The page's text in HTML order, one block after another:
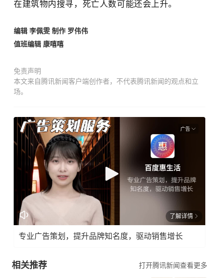
在建筑物内搜寻，死亡人数可能还会上升。
编辑 李佩雯 制作 罗伟伟
值班编辑 康嘻嘻
免责声明
本文来自腾讯新闻客户端创作者，不代表腾讯新闻的观点和立
场。
广告
了解详情
专业广告策划，提升品牌知名度，驱动销售增长
相关推荐 打开腾讯新闻查看更多